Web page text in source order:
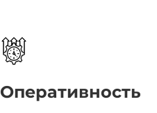
Оперативность